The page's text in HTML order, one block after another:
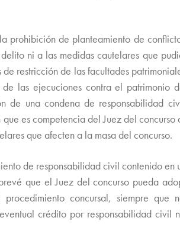
prohibición de planteamiento de
ni a las medidas cautelares que
restricción de las facultades
las ejecuciones contra el patrimonio
una condena de responsabilidad
es competencia del Juez del
que afecten a la masa del concurso.
de responsabilidad civil contenido en
que el Juez del concurso pueda
concursal, siempre
crédito por responsabilidad civil